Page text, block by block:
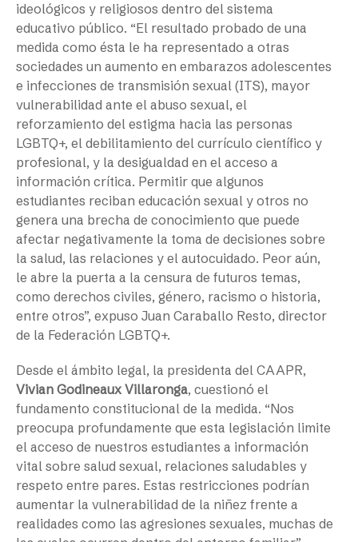
ideológicos y religiosos dentro del sistema
educativo público. “El resultado probado de una
medida como ésta le ha representado a otras
sociedades un aumento en embarazos adolescentes
e infecciones de transmisión sexual (ITS), mayor
vulnerabilidad ante el abuso sexual, el
reforzamiento del estigma hacia las personas
LGBTQ+, el debilitamiento del currículo científico y
profesional, y la desigualdad en el acceso a
información crítica. Permitir que algunos
estudiantes reciban educación sexual y otros no
genera una brecha de conocimiento que puede
afectar negativamente la toma de decisiones sobre
la salud, las relaciones y el autocuidado. Peor aún,
le abre la puerta a la censura de futuros temas,
como derechos civiles, género, racismo o historia,
entre otros”, expuso Juan Caraballo Resto, director
de la Federación LGBTQ+.
Desde el ámbito legal, la presidenta del CAAPR,
Vivian Godineaux Villaronga, cuestionó el
fundamento constitucional de la medida. “Nos
preocupa profundamente que esta legislación limite
el acceso de nuestros estudiantes a información
vital sobre salud sexual, relaciones saludables y
respeto entre pares. Estas restricciones podrían
aumentar la vulnerabilidad de la niñez frente a
realidades como las agresiones sexuales, muchas de